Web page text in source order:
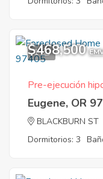
1
$468,500
Pre-ejecución
Eugene, OR
BLACKBURN ST
Dormitorios: 3